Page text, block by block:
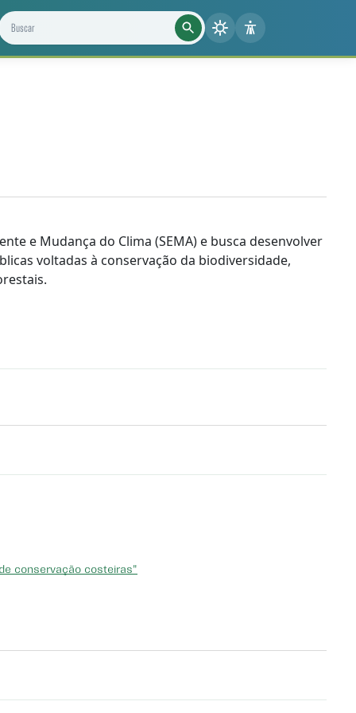
Buscar projetos, notícias e cientistas
e Mudança do Clima (SEMA) e busca desenvolver
voltadas à conservação da biodiversidade,
conservação costeiras"